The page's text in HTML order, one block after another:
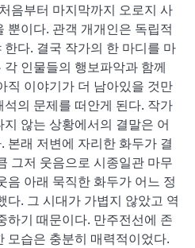
음부터 마지막까지 오로지 사
뿐이다. 관객 개개인은 독립적
다. 결국 작가의 한 마디를 마
인물들의 행보파악과 함께
직 이야기가 더 남아있을 것만
의 문제를 떠안게 된다. 작가
않는 상황에서의 결말은 어
본래 저변에 자리한 화두가 결
그저 웃음으로 시종일관 마무
음 아래 묵직한 화두가 어느 정
다. 그 시대가 가볍지 않았고 역
하기 때문이다. 만주전선에 존
모습은 충분히 매력적이었다.